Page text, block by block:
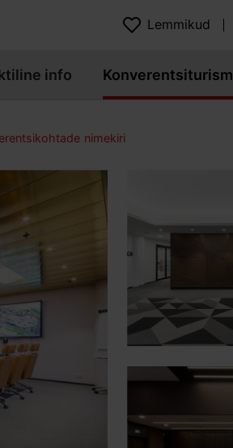
Lemmikud
info Konverentsiturism
nimekiri